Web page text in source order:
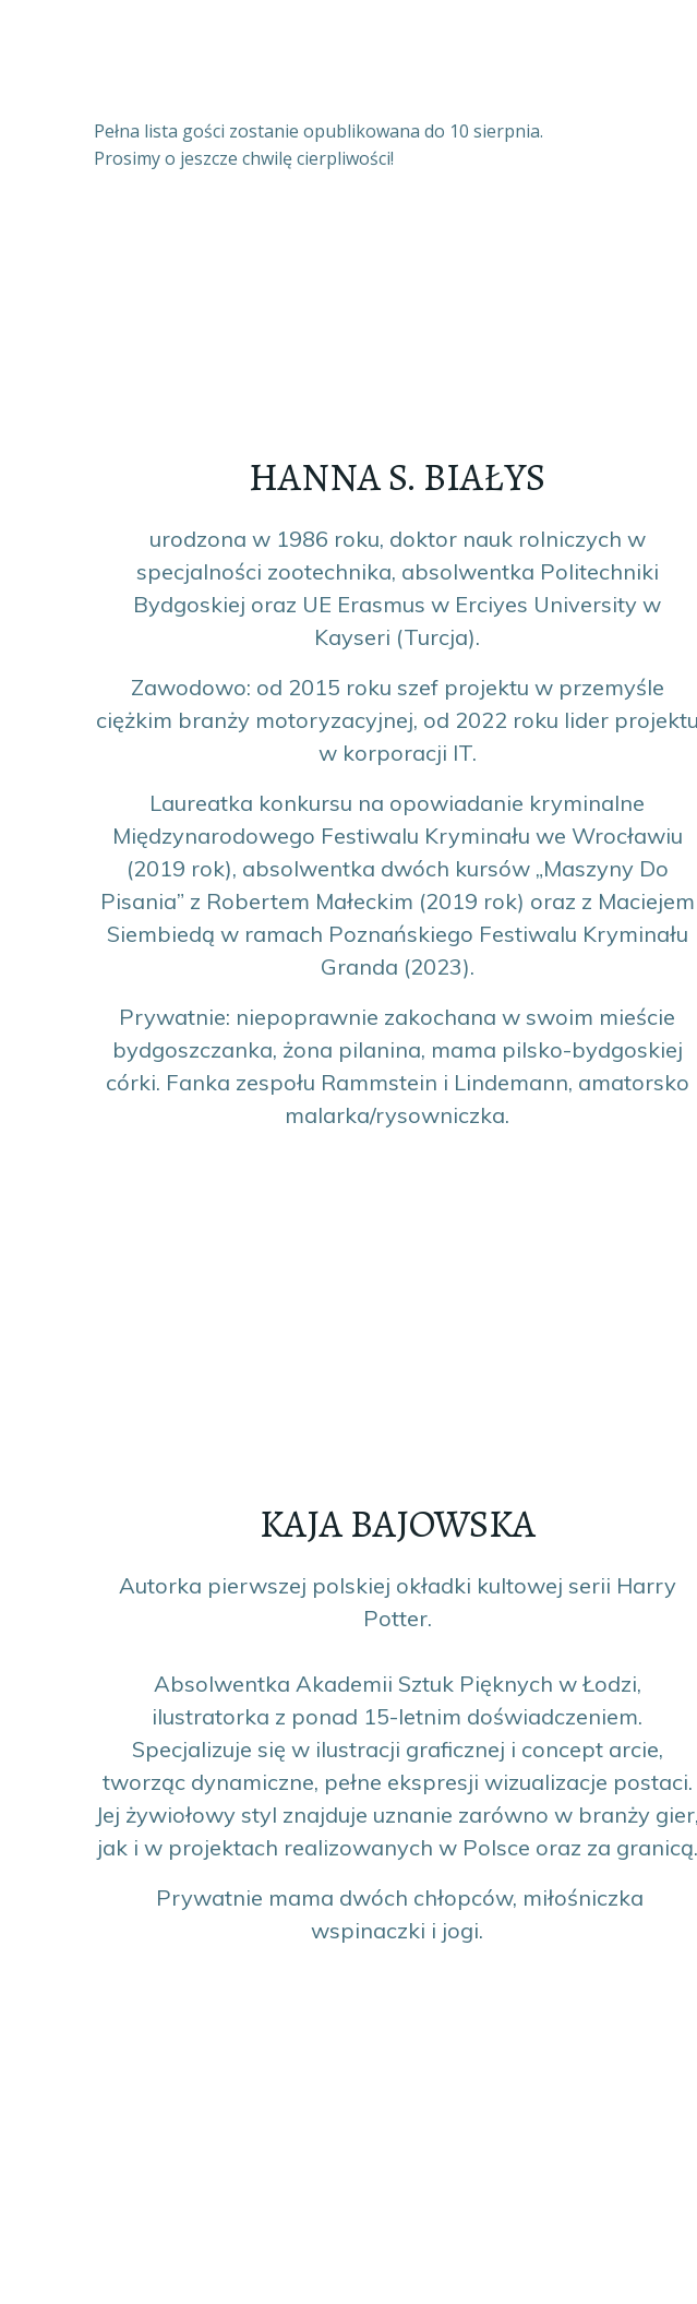
Pełna lista gości zostanie opublikowana do 10 sierpnia.
Prosimy o jeszcze chwilę cierpliwości!
HANNA S. BIAŁYS
urodzona w 1986 roku, doktor nauk rolniczych w
specjalności zootechnika, absolwentka Politechniki
Bydgoskiej oraz UE Erasmus w Erciyes University w
Kayseri (Turcja).
Zawodowo: od 2015 roku szef projektu w przemyśle
ciężkim branży motoryzacyjnej, od 2022 roku lider projektu
w korporacji IT.
Laureatka konkursu na opowiadanie kryminalne
Międzynarodowego Festiwalu Kryminału we Wrocławiu
(2019 rok), absolwentka dwóch kursów „Maszyny Do
Pisania” z Robertem Małeckim (2019 rok) oraz z Maciejem
Siembiedą w ramach Poznańskiego Festiwalu Kryminału
Granda (2023).
Prywatnie: niepoprawnie zakochana w swoim mieście
bydgoszczanka, żona pilanina, mama pilsko-bydgoskiej
córki. Fanka zespołu Rammstein i Lindemann, amatorsko
malarka/rysowniczka.
KAJA BAJOWSKA
Autorka pierwszej polskiej okładki kultowej serii Harry
Potter.
Absolwentka Akademii Sztuk Pięknych w Łodzi,
ilustratorka z ponad 15-letnim doświadczeniem.
Specjalizuje się w ilustracji graficznej i concept arcie,
tworząc dynamiczne, pełne ekspresji wizualizacje postaci.
Jej żywiołowy styl znajduje uznanie zarówno w branży gier,
jak i w projektach realizowanych w Polsce oraz za granicą.
Prywatnie mama dwóch chłopców, miłośniczka
wspinaczki i jogi.